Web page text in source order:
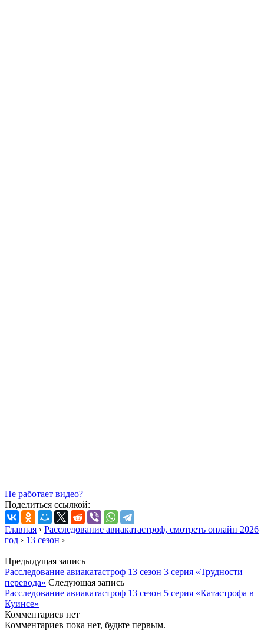
Не работает видео?
Поделиться ссылкой:
Главная › Расследование авиакатастроф, смотреть онлайн 2026
год › 13 сезон ›
Предыдущая запись
Расследование авиакатастроф 13 сезон 3 серия «Трудности
перевода» Следующая запись
Расследование авиакатастроф 13 сезон 5 серия «Катастрофа в
Куинсе»
Комментариев нет
Комментариев пока нет, будьте первым.